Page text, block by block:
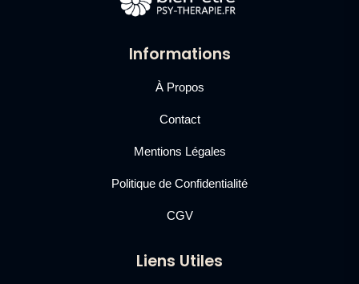
Informations
À Propos
Contact
Mentions Légales
Politique de Confidentialité
CGV
Liens Utiles